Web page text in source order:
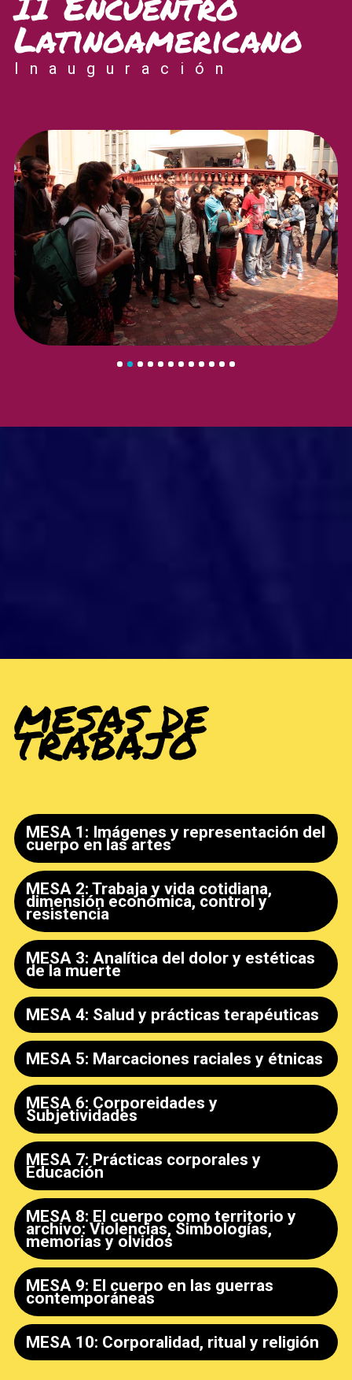
Latinoamericano
Inauguración
MESAS DE
TRABAJO
MESA 1: Imágenes y representación del
cuerpo en las artes
MESA 2: Trabaja y vida cotidiana,
dimensión económica, control y
resistencia
MESA 3: Analítica del dolor y estéticas
de la muerte
MESA 4: Salud y prácticas terapéuticas
MESA 5: Marcaciones raciales y étnicas
MESA 6: Corporeidades y
Subjetividades
MESA 7: Prácticas corporales y
Educación
MESA 8: El cuerpo como territorio y
archivo: Violencias, Simbologías,
memorias y olvidos
MESA 9: El cuerpo en las guerras
contemporáneas
MESA 10: Corporalidad, ritual y religión